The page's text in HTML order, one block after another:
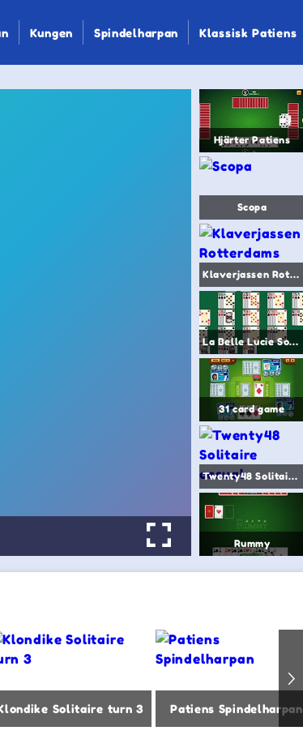
Kungen Spindelharpan Klassisk Patiens
Hjärter Patiens
Scopa
Klaverjassen Rotterdams
La Belle Lucie Solitaire
31 card game
Twenty48 Solitaire casual
Rummy
Solitaire turn 3 Patiens Spindelharpan